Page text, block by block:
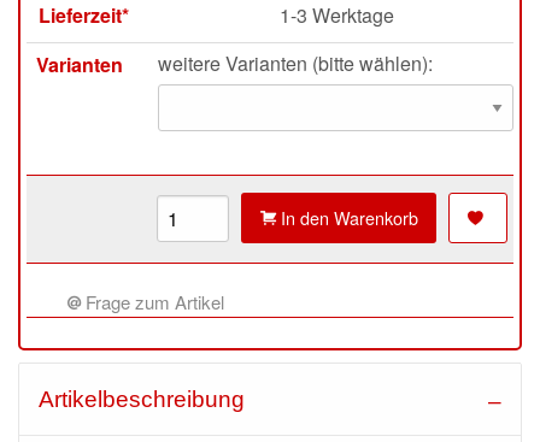
Lieferzeit*
1-3 Werktage
Varianten
weitere Varianten (bitte wählen):
In den Warenkorb
Frage zum Artikel
Artikelbeschreibung